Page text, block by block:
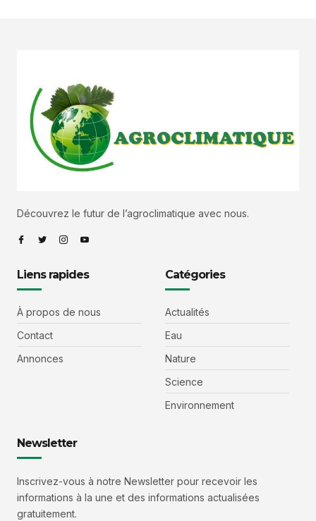
Découvrez le futur de l’agroclimatique avec nous.
Liens rapides
À propos de nous
Contact
Annonces
Catégories
Actualités
Eau
Nature
Science
Environnement
Newsletter
Inscrivez-vous à notre Newsletter pour recevoir les
informations à la une et des informations actualisées
gratuitement.